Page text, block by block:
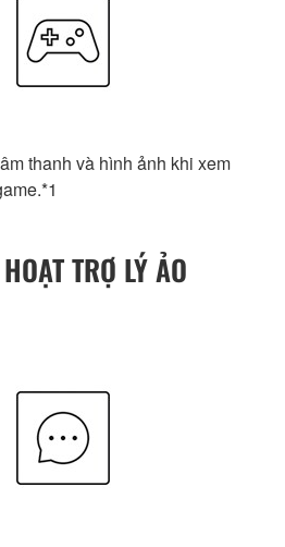
thanh và hình ảnh khi xem
TRỢ LÝ ẢO